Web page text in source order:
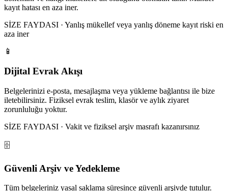
kayıt hatası en aza iner.
SİZE FAYDASI · Yanlış mükellef veya yanlış döneme kayıt riski en
aza iner
📱
Dijital Evrak Akışı
Belgelerinizi e-posta, mesajlaşma veya yükleme bağlantısı ile bize
iletebilirsiniz. Fiziksel evrak teslim, klasör ve aylık ziyaret
zorunluluğu yoktur.
SİZE FAYDASI · Vakit ve fiziksel arşiv masrafı kazanırsınız
🗄️
Güvenli Arşiv ve Yedekleme
Tüm belgeleriniz yasal saklama süresince güvenli arşivde tutulur.